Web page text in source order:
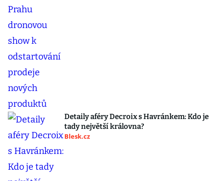
Detaily aféry Decroix s Havránkem: Kdo je
tady největší královna?
Blesk.cz